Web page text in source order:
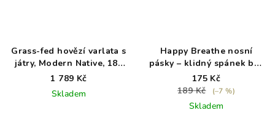
Grass-fed hovězí varlata s
játry, Modern Native, 180
ks
1 789 Kč
Skladem
Happy Breathe nosní
pásky – klidný spánek bez
chrápání
175 Kč
189 Kč
(–7 %)
Skladem